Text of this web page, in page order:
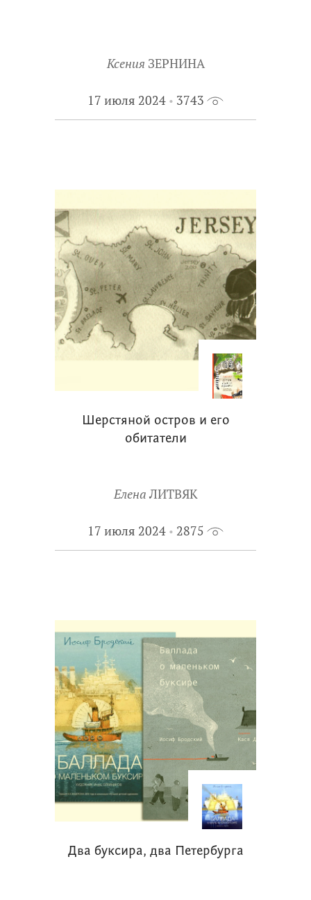
Ксения ЗЕРНИНА
17 июля 2024 3743
Шерстяной остров и его
обитатели
Елена ЛИТВЯК
17 июля 2024 2875
Два буксира, два Петербурга